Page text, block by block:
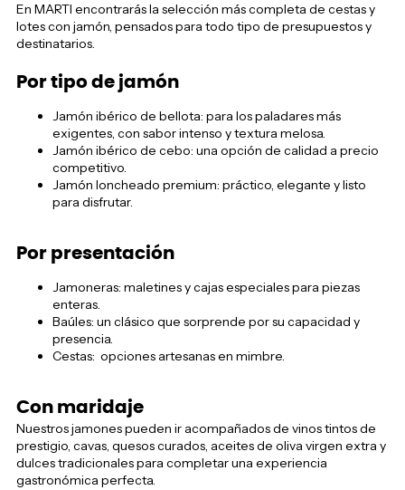
En MARTI encontrarás la selección más completa de cestas y
lotes con jamón, pensados para todo tipo de presupuestos y
destinatarios.
Por tipo de jamón
Jamón ibérico de bellota: para los paladares más
exigentes, con sabor intenso y textura melosa.
Jamón ibérico de cebo: una opción de calidad a precio
competitivo.
Jamón loncheado premium: práctico, elegante y listo
para disfrutar.
Por presentación
Jamoneras: maletines y cajas especiales para piezas
enteras.
Baúles: un clásico que sorprende por su capacidad y
presencia.
Cestas: opciones artesanas en mimbre.
Con maridaje
Nuestros jamones pueden ir acompañados de vinos tintos de
prestigio, cavas, quesos curados, aceites de oliva virgen extra y
dulces tradicionales para completar una experiencia
gastronómica perfecta.